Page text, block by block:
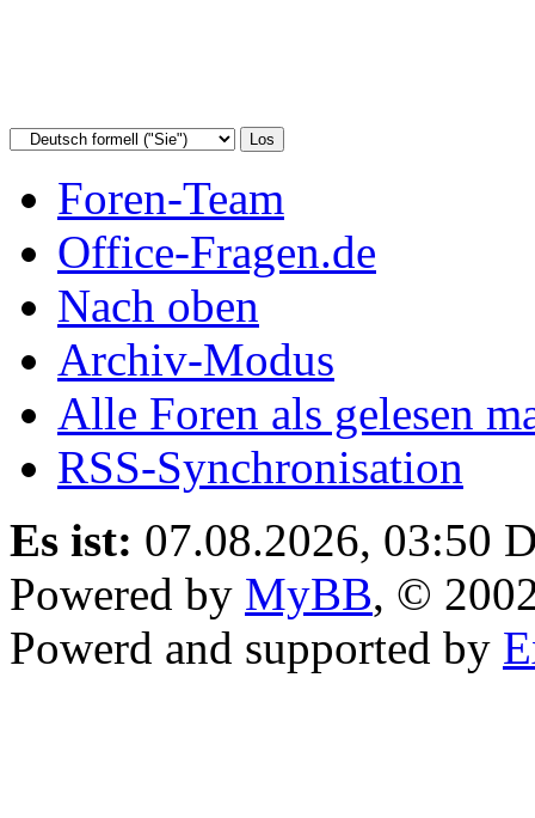
Foren-Team
Office-Fragen.de
Nach oben
Archiv-Modus
Alle Foren als gelesen
RSS-Synchronisation
Es ist: 07.08.2026, 03:50
Powered by MyBB, ©
Powerd and supported by